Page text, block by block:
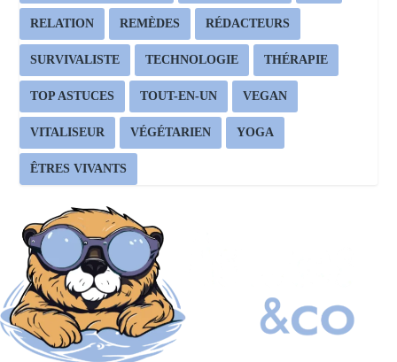
RELATION REMÈDES RÉDACTEURS
SURVIVALISTE TECHNOLOGIE THÉRAPIE
TOP ASTUCES TOUT-EN-UN VEGAN
VITALISEUR VÉGÉTARIEN YOGA
ÊTRES VIVANTS